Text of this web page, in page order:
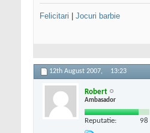
Felicitari Jocuri barbie
12th August 2007, 13:23
Robert
Ambasador
Reputatie: 98